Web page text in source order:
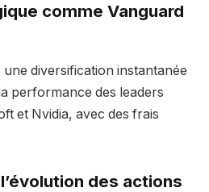
comme Vanguard
une diversification instantanée
performance des leaders
et Nvidia, avec des frais
des actions